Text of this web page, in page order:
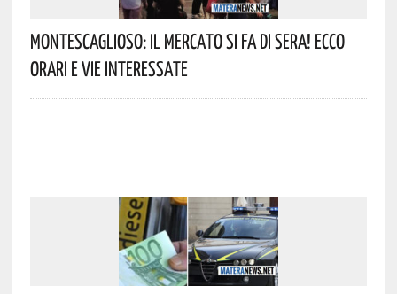
Montescaglioso: Il Mercato Si Fa Di Sera! Ecco
Orari E Vie Interessate